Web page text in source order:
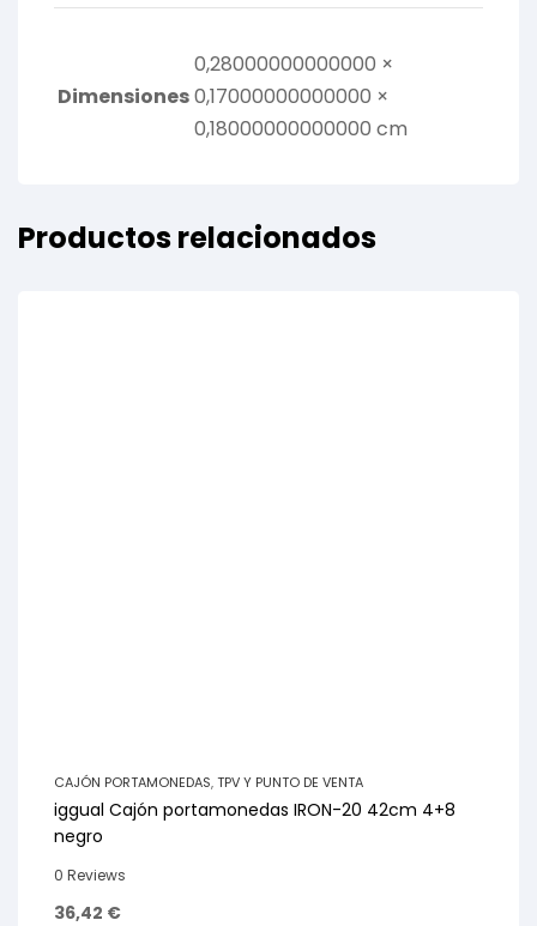
Dimensiones
0,28000000000000 ×
0,17000000000000 ×
0,18000000000000 cm
Productos relacionados
CAJÓN PORTAMONEDAS,TPV Y PUNTO DE VENTA
iggual Cajón portamonedas IRON-20 42cm 4+8
negro
0 Reviews
36,42 €